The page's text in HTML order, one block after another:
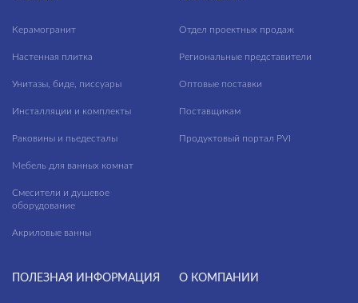
Керамогранит
Настенная плитка
Унитазы, биде, писсуары
Инсталляции и комплекты
Раковины и пьедесталы
Мебель для ванных комнат
Смесители и душевое
оборудование
Акриловые ванны
Отдел проектных продаж
Региональные представители
Оптовые поставки
Поставщикам
Продуктовый портал PVI
ПОЛЕЗНАЯ ИНФОРМАЦИЯ О КОМПАНИИ